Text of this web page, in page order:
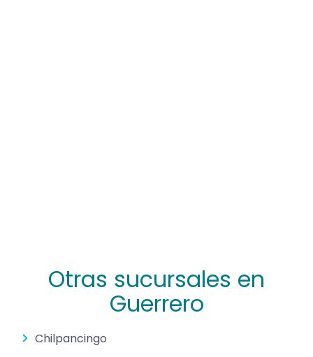
Otras sucursales en
Guerrero
Chilpancingo